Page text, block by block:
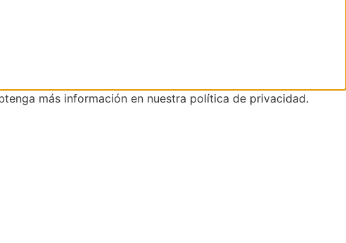
más información en nuestra política de privacidad.